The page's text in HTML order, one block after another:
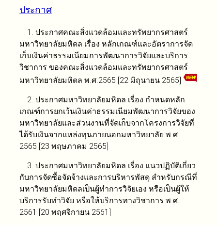
ประกาศ
1. ประกาศคณะสิ่งแวดล้อมและทรัพยากรศาสตร์
มหาวิทยาลัยมหิดล เรื่อง หลักเกณฑ์และอัตราการจัด
เก็บเงินค่าธรรมเนียมการพัฒนาการวิจัยและบริการ
วิชาการ ของคณะสิ่งแวดล้อมและทรัพยากรศาสตร์
มหาวิทยาลัยมหิดล พ.ศ.2565 [22 มิถุนายน 2565]
2. ประกาศมหาวิทยาลัยมหิดล เรื่อง กำหนดหลัก
เกณฑ์การยกเว้นเงินค่าธรรมเนียมพัฒนาการวิจัยของ
มหาวิทยาลัยและส่วนงานที่จัดเก็บจากโครงการวิจัยที่
ได้รับเงินจากแหล่งทุนภายนอกมหาวิทยาลัย พ.ศ.
2565 [23 พฤษภาคม 2565]
3. ประกาศมหาวิทยาลัยมหิดล เรื่อง แนวปฏิบัติเกี่ยว
กับการจัดซื้อจัดจ้างและการบริหารพัสดุ สำหรับกรณีที่
มหาวิทยาลัยมหิดลเป็นผู้ทำการวิจัยเอง หรือเป็นผู้ให้
บริการรับทำวิจัย หรือให้บริการทางวิชาการ พ.ศ.
2561 [20 พฤศจิกายน 2561]